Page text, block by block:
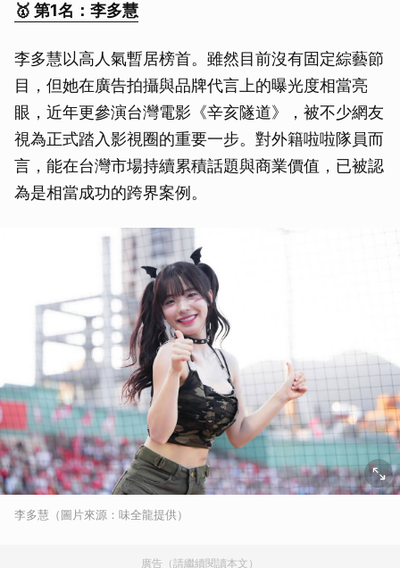
🥇 第1名：李多慧
李多慧以高人氣暫居榜首。雖然目前沒有固定綜藝節
目，但她在廣告拍攝與品牌代言上的曝光度相當亮
眼，近年更參演台灣電影《辛亥隧道》，被不少網友
視為正式踏入影視圈的重要一步。對外籍啦啦隊員而
言，能在台灣市場持續累積話題與商業價值，已被認
為是相當成功的跨界案例。
李多慧（圖片來源：味全龍提供）
廣告（請繼續閱讀本文）